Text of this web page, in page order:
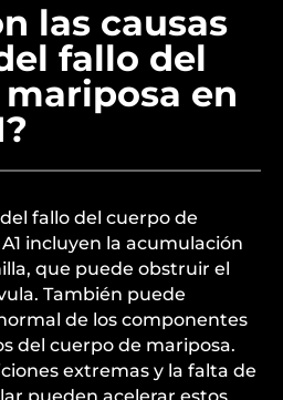
las causas
fallo del
en
fallo del cuerpo de
incluyen la acumulación
que puede obstruir el
También puede
de los componentes
del cuerpo de mariposa.
extremas y la falta de